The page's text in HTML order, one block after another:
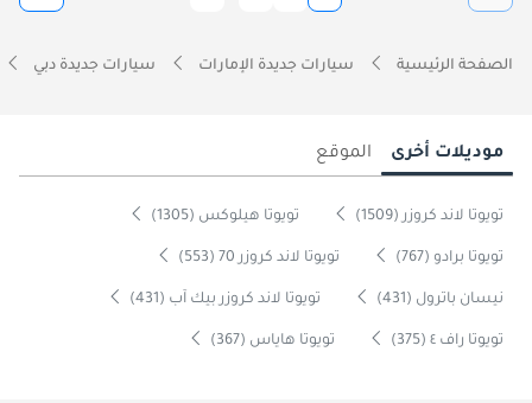
الصفحة الرئيسية سيارات جديدة الإمارات سيارات جديدة دبي
موديلات أخرى الموقع
تويوتا لاند كروزر (1509) تويوتا هيلوكس (1305)
تويوتا برادو (767) تويوتا لاند كروزر 70 (553)
نيسان باترول (431) تويوتا لاند كروزر بيك آب (431)
تويوتا راف ٤ (375) تويوتا هاياس (367)